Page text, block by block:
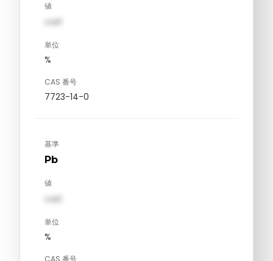
値
val1
単位
%
CAS 番号
7723-14-0
基準
Pb
値
val1
単位
%